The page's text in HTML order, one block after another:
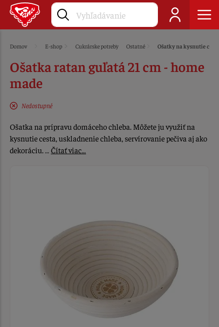
Domov E-shop Cukrárske potreby Ostatné Ošatky na kysnutie
Ošatka ratan guľatá 21 cm - home
made
Nedostupné
Ošatka na prípravu domáceho chleba. Môžete ju využiť na
kysnutie cesta, uskladnenie chleba, servírovanie pečiva aj ako
dekoráciu. … Čítať viac…